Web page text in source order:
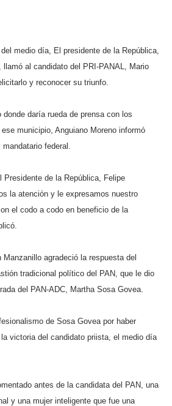
medio día, El presidente de la República,
llamó al candidato del PRI-PANAL, Mario
y reconocer su triunfo.
daría rueda de prensa con los
municipio, Anguiano Moreno informó
federal.
Presidente de la República, Felipe
la atención y le expresamos nuestro
el codo a codo en beneficio de la
Manzanillo agradeció la respuesta del
tradicional político del PAN, que le dio
del PAN-ADC, Martha Sosa Govea.
de Sosa Govea por haber
victoria del candidato priista, el medio día
antes de la candidata del PAN, una
y una mujer inteligente que fue una